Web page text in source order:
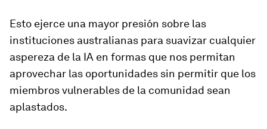
Esto ejerce una mayor presión sobre las
instituciones australianas para suavizar cualquier
aspereza de la IA en formas que nos permitan
aprovechar las oportunidades sin permitir que los
miembros vulnerables de la comunidad sean
aplastados.